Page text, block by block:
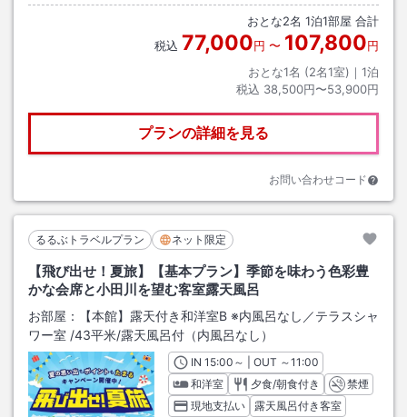
おとな2名 1泊1部屋 合計
税込 77,000円 〜 107,800円
おとな1名 (2名1室)｜ 1泊
税込 38,500円〜53,900円
プランの詳細を見る
お問い合わせコード
るるぶトラベルプラン ネット限定
【飛び出せ！夏旅】【基本プラン】季節を味わう色彩豊
かな会席と小田川を望む客室露天風呂
お部屋：
【本館】露天付き和洋室B ※内風呂なし／テラスシャ
ワー室 /43平米/露天風呂付（内風呂なし）
INチェックイン
15:00 ～ | OUT チェックアウト
～11:00
和洋室
夕食/朝食付き
禁煙
現地支払い
露天風呂付き客室